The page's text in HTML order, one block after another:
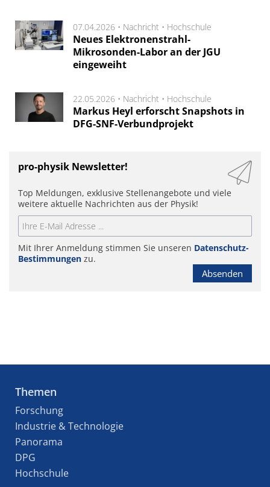
07.04.2026 • Nachricht • Hochschule
Neues Elektronenstrahl-
Mikrosonden-Labor an der JGU
eingeweiht
22.05.2026 • Nachricht • Hochschule
Markus Heyl erforscht Snapshots in
DFG-SNF-Verbundprojekt
pro-physik Newsletter!
Top Meldungen, exklusive Stellenangebote und viele
weitere aktuelle Nachrichten aus der Physik!
Mit Ihrer Anmeldung stimmen Sie unseren Datenschutz-
Bestimmungen zu.
Absenden
Themen
Forschung
Industrie & Technologie
Panorama
DPG
Hochschule